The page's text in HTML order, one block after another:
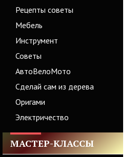
Рецепты советы
Мебель
Инструмент
Советы
АвтоВелоМото
Сделай сам из дерева
Оригами
Электричество
МАСТЕР-КЛАССЫ